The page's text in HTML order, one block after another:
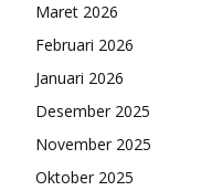
Maret 2026
Februari 2026
Januari 2026
Desember 2025
November 2025
Oktober 2025